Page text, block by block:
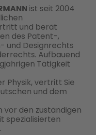
ist seit 2004
und berät
des Patent-,
und Designrechts
Aufbauend
Tätigkeit
Physik, vertritt Sie
und dem
den zuständigen
spezialisierten